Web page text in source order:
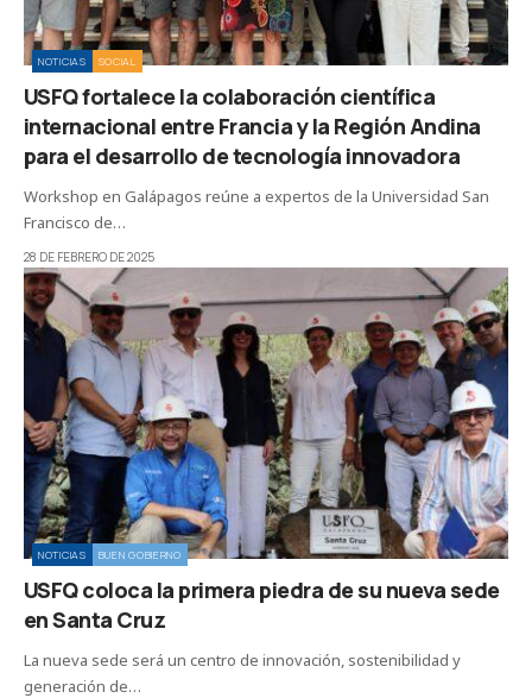
NOTICIAS SOCIAL
USFQ fortalece la colaboración científica
internacional entre Francia y la Región Andina
para el desarrollo de tecnología innovadora
Workshop en Galápagos reúne a expertos de la Universidad San
Francisco de…
28 DE FEBRERO DE 2025
NOTICIAS BUEN GOBIERNO
USFQ coloca la primera piedra de su nueva sede
en Santa Cruz
La nueva sede será un centro de innovación, sostenibilidad y
generación de…